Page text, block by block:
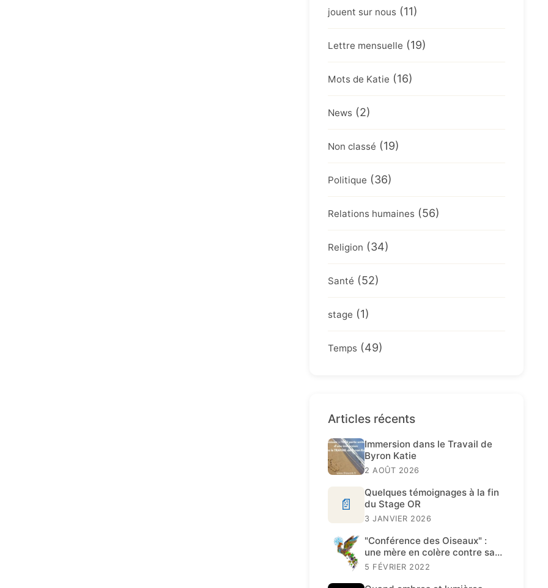
jouent sur nous (11)
Lettre mensuelle (19)
Mots de Katie (16)
News (2)
Non classé (19)
Politique (36)
Relations humaines (56)
Religion (34)
Santé (52)
stage (1)
Temps (49)
Articles récents
Immersion dans le Travail de
Byron Katie
2 AOÛT 2026
📄
Quelques témoignages à la fin
du Stage OR
3 JANVIER 2026
"Conférence des Oiseaux" :
une mère en colère contre sa
fille
5 FÉVRIER 2022